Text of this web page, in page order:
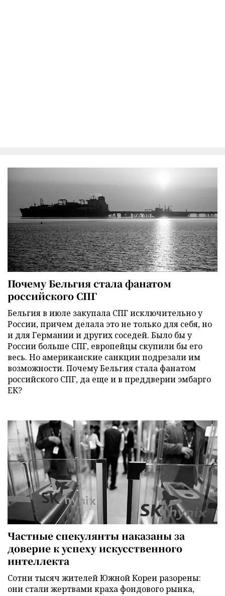
Почему Бельгия стала фанатом
российского СПГ
Бельгия в июле закупала СПГ исключительно у
России, причем делала это не только для себя, но
и для Германии и других соседей. Было бы у
России больше СПГ, европейцы скупили бы его
весь. Но американские санкции подрезали им
возможности. Почему Бельгия стала фанатом
российского СПГ, да еще и в преддверии эмбарго
ЕК?
Частные спекулянты наказаны за
доверие к успеху искусственного
интеллекта
Сотни тысяч жителей Южной Кореи разорены:
они стали жертвами краха фондового рынка,